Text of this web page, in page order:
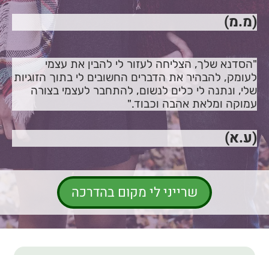
(מ.מ)
"הסדנא שלך, הצליחה לעזור לי להבין את עצמי
לעומק, להבהיר את הדברים החשובים לי בתוך הזוגיות
שלי, ונתנה לי כלים לנשום, להתחבר לעצמי בצורה
עמוקה ומלאת אהבה וכבוד."
(ע.א)
שרייני לי מקום בהדרכה